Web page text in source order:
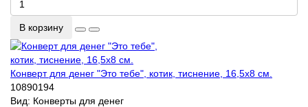
В корзину
Конверт для денег "Это тебе", котик, тиснение, 16,5х8 см.
10890194
Вид: Конверты для денег